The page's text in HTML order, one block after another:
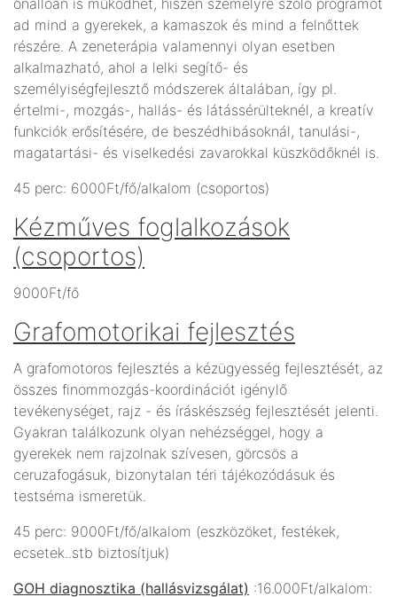
ad mind a gyerekek, a kamaszok és mind a felnőttek
részére. A zeneterápia valamennyi olyan esetben
alkalmazható, ahol a lelki segítő- és
személyiségfejlesztő módszerek általában, így pl.
értelmi-, mozgás-, hallás- és látássérülteknél, a kreatív
funkciók erősítésére, de beszédhibásoknál, tanulási-,
magatartási- és viselkedési zavarokkal küszködőknél is.
45 perc: 6000Ft/fő/alkalom (csoportos)
Kézműves foglalkozások
(csoportos)
9000Ft/fő
Grafomotorikai fejlesztés
A grafomotoros fejlesztés a kézügyesség fejlesztését, az
összes finommozgás-koordinációt igénylő
tevékenységet, rajz - és íráskészség fejlesztését jelenti.
Gyakran találkozunk olyan nehézséggel, hogy a
gyerekek nem rajzolnak szívesen, görcsös a
ceruzafogásuk, bizonytalan téri tájékozódásuk és
testséma ismeretük.
45 perc: 9000Ft/fő/alkalom (eszközöket, festékek,
ecsetek..stb biztosítjuk)
GOH diagnosztika (hallásvizsgálat) :16.000Ft/alkalom: